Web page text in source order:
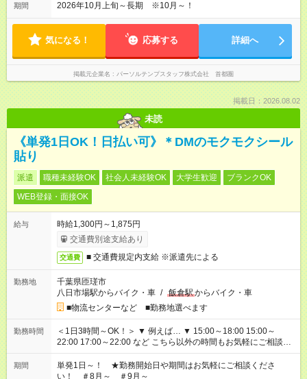
期間 2026年10月上旬～長期 ※10月～！
気になる！ 応募する 詳細へ
掲載元企業名 パーソルテンプスタッフ株式会社 首都圏
掲載日：2026.08.02
未読
《単発1日OK！日払い可》＊DMのモクモクシール
貼り
派遣 職種未経験OK 社会人未経験OK 大学生歓迎
ブランクOK
WEB登録・面接OK
給与
時給1,300円～1,875円
交通費別途支給あり
交通費 ■ 交通費規定内支給 ※派遣先による
勤務地
千葉県匝瑳市
八日市場駅からバイク・車 / 飯倉駅からバイク・車
■物流センターなど ■勤務地選べます
勤務時間
＜1日3時間～OK！＞ ▼ 例えば… ▼ 15:00～18:00 15:00～
22:00 17:00～22:00 など こちら以外の時間もお気軽にご相談く
ださい！
期間
単発1日～！ ★勤務開始日や期間はお気軽にご相談くださ
い！ ＃8月～ ＃9月～